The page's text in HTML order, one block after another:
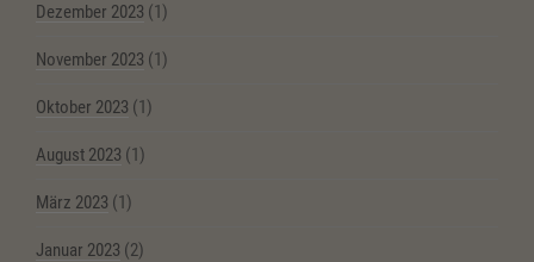
Dezember 2023 (1)
November 2023 (1)
Oktober 2023 (1)
August 2023 (1)
März 2023 (1)
Januar 2023 (2)